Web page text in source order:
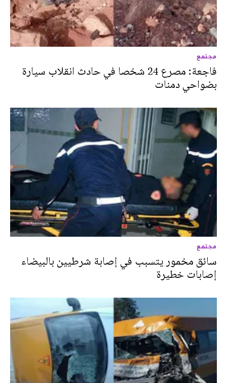
مجتمع
فاجعة: مصرع 24 شخصا في حادث انقلاب سيارة
بضواحي دمنات
مجتمع
سائق مخمور يتسبب في إصابة شرطيين بالبيضاء
إصابات خطيرة